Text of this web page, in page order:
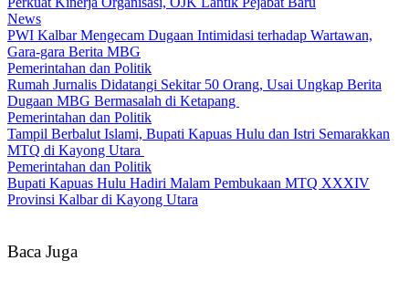
News
PWI Kalbar Mengecam Dugaan Intimidasi terhadap Wartawan,
Gara-gara Berita MBG
Pemerintahan dan Politik
Rumah Jurnalis Didatangi Sekitar 50 Orang, Usai Ungkap Berita
Dugaan MBG Bermasalah di Ketapang
Pemerintahan dan Politik
Tampil Berbalut Islami, Bupati Kapuas Hulu dan Istri Semarakkan
MTQ di Kayong Utara
Pemerintahan dan Politik
Bupati Kapuas Hulu Hadiri Malam Pembukaan MTQ XXXIV
Provinsi Kalbar di Kayong Utara
Baca Juga